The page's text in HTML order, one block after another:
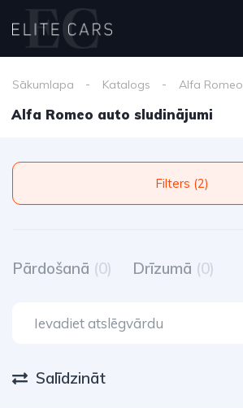
Sākumlapa Katalogs Alfa Romeo
Alfa Romeo auto sludinājumi
Filters (2)
Pārdošanā (0) Drīzumā (0)
Salīdzināt